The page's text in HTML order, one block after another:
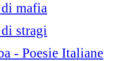
mafia
stragi
- Poesie Italiane